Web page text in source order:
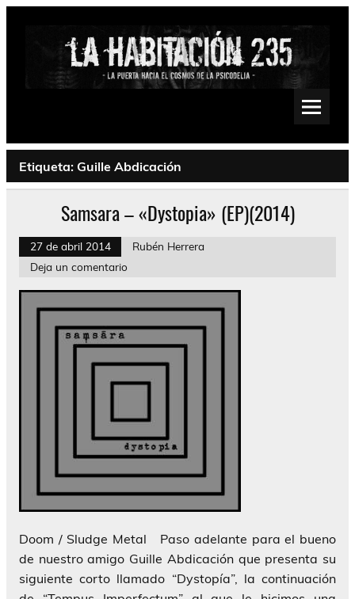
Saltar
Psychedelic, Stoner, Doom, Sludge, Fuzz, Space, Drone
Etiqueta: Guille Abdicación
Samsara – «Dystopia» (EP)(2014)
27 de abril 2014
Rubén Herrera
Deja un comentario
Doom / Sludge Metal Paso adelante para el bueno
de nuestro amigo Guille Abdicación que presenta su
siguiente corto llamado “Dystopía”, la continuación